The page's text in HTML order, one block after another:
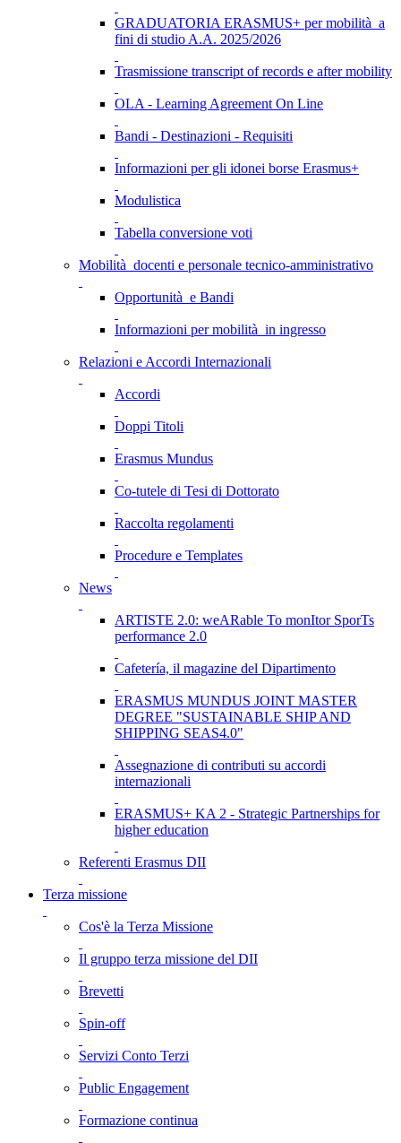
GRADUATORIA ERASMUS+ per mobilità a
fini di studio A.A. 2025/2026
Trasmissione transcript of records e after mobility
OLA - Learning Agreement On Line
Bandi - Destinazioni - Requisiti
Informazioni per gli idonei borse Erasmus+
Modulistica
Tabella conversione voti
Mobilità docenti e personale tecnico-amministrativo
Opportunità e Bandi
Informazioni per mobilità in ingresso
Relazioni e Accordi Internazionali
Accordi
Doppi Titoli
Erasmus Mundus
Co-tutele di Tesi di Dottorato
Raccolta regolamenti
Procedure e Templates
News
ARTISTE 2.0: weARable To monItor SporTs
performance 2.0
Cafetería, il magazine del Dipartimento
ERASMUS MUNDUS JOINT MASTER
DEGREE "SUSTAINABLE SHIP AND
SHIPPING SEAS4.0"
Assegnazione di contributi su accordi
internazionali
ERASMUS+ KA 2 - Strategic Partnerships for
higher education
Referenti Erasmus DII
Terza missione
Cos'è la Terza Missione
Il gruppo terza missione del DII
Brevetti
Spin-off
Servizi Conto Terzi
Public Engagement
Formazione continua